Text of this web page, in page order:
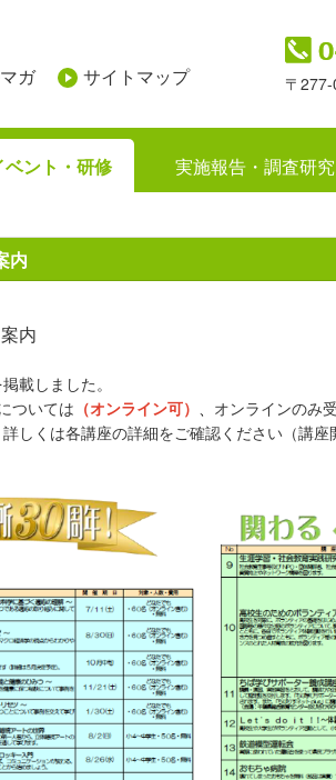
ガ サイトマップ 〒
ント・研修 実施報告・調査研究
内
内
載しました。
ついては （オンライン可） 、 オンラインのみ
しくは各講座の詳細をご確認ください（講